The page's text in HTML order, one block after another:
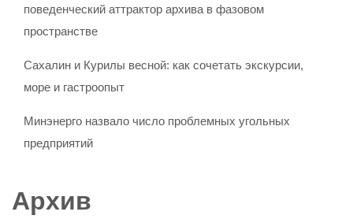
поведенческий аттрактор архива в фазовом
пространстве
Сахалин и Курилы весной: как сочетать экскурсии,
море и гастроопыт
Минэнерго назвало число проблемных угольных
предприятий
Архив